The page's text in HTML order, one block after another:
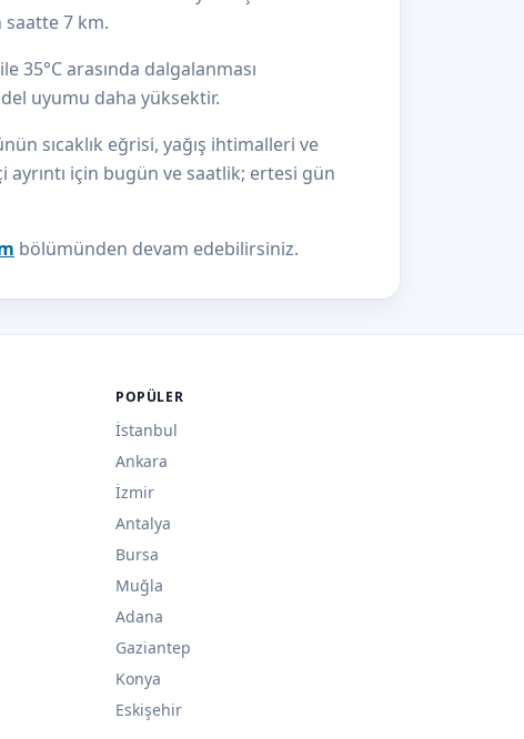
saatte 7 km.
35°C arasında dalgalanması
uyumu daha yüksektir.
sıcaklık eğrisi, yağış ihtimalleri ve
ayrıntı için bugün ve saatlik; ertesi gün
bölümünden devam edebilirsiniz.
POPÜLER
İstanbul
Ankara
İzmir
Antalya
Bursa
Muğla
Adana
Gaziantep
Konya
Eskişehir